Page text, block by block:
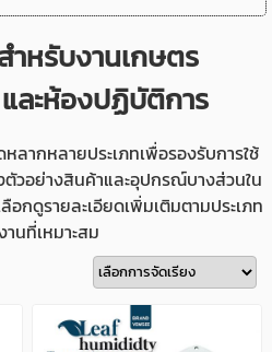
ำหรับงานเกษตร
ละห้องปฏิบัติการ
ลากหลายประเภทเพื่อรองรับการใช้
วอย่างสินค้าและอุปกรณ์บางส่วนใน
อกดูรายละเอียดเพิ่มเติมตามประเภท
านที่เหมาะสม